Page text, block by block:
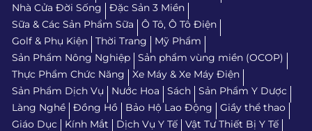
Nhà Cửa Đời Sống
Đặc Sản 3 Miền
Sữa & Các Sản Phẩm Sữa
Ô Tô, Ô Tô Điện
Golf & Phụ Kiện
Thời Trang
Mỹ Phẩm
Sản Phẩm Nông Nghiệp
Sản phẩm vùng miền (OCOP)
Thực Phẩm Chức Năng
Xe Máy & Xe Máy Điện
Sản Phẩm Dịch Vụ
Nước Hoa Sách
Sản Phẩm Y Dược
Làng Nghề
Đồng Hồ Bảo Hộ Lao Động
Giầy thể thao
Giáo Dục
Kính Mắt Dịch Vụ Y Tế Vật Tư Thiết Bị Y Tế